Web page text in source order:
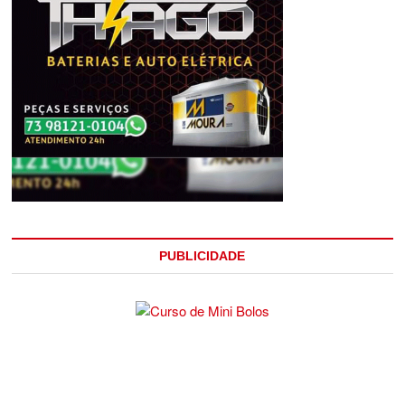
PUBLICIDADE